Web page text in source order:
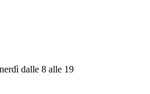
dalle 8 alle 19